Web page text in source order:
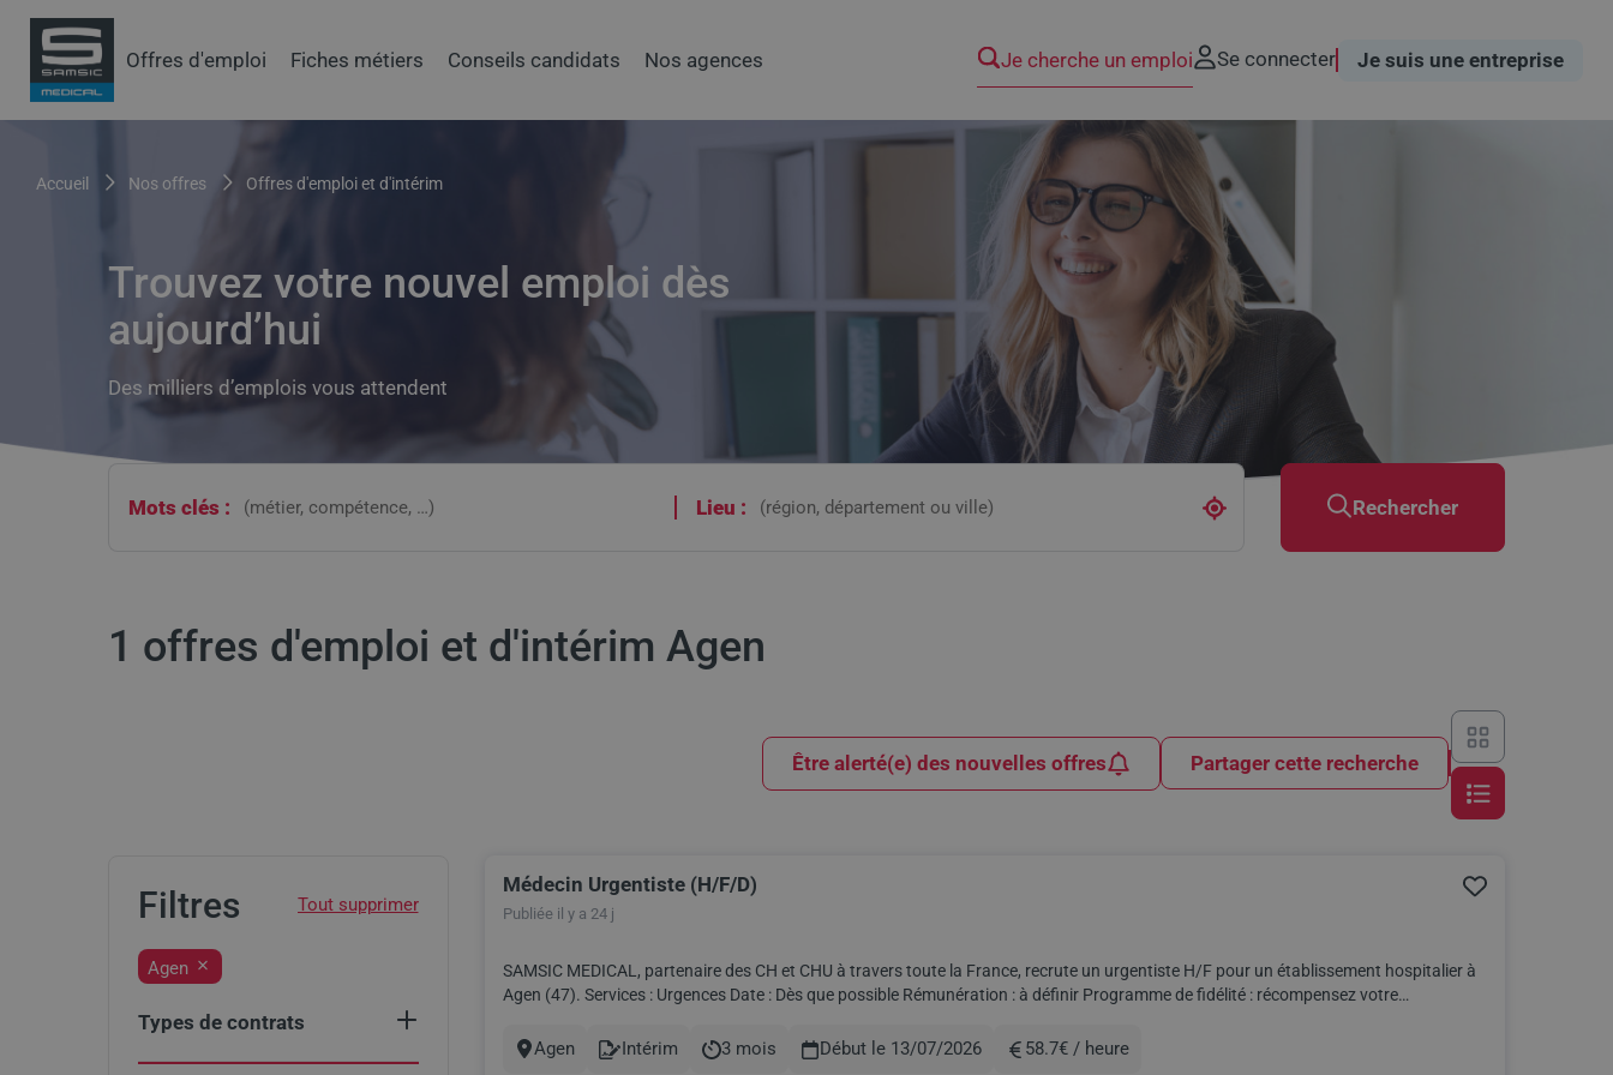
contenu
principal
Samsic
Offres d'emploi Fiches métiers Conseils candidats Nos agences Je cherche un emploi Se connecter Je suis une entreprise
accueil nos offres offres d'emploi et d'intérim
Trouvez votre nouvel emploi dès
aujourd’hui
Des milliers d’emplois vous attendent
Mots clés : Lieu : Rechercher
1 offres d'emploi et d'intérim Agen
Être alerté(e) des nouvelles offres Partager cette recherche
Filtres
Agen
Types de contrats
Select
an
Intérim(1)
Results
Médecin Urgentiste (H/F/D)
Publiée il y a 24 j
SAMSIC MEDICAL, partenaire des CH et CHU à travers toute la France, recrute un urgentiste H/F pour un établissement hospitalier à
Agen (47). Services : Urgences Date : Dès que possible Rémunération : à définir Programme de fidélité : récompensez votre
Ville
Agen
Contract
Intérim
Durée
3 mois Début le 13/07/2026
Rémunération
58.7€ / heure